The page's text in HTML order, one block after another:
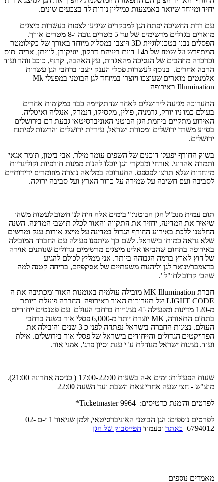
יחיד ומיוחד שיואר באמצעות כמיליון נורות לד בצבעים שונים.
עם רדת החשיכה יפתח הגן למבקרים שיגיעו לצפות בעשרות מיצגים
מוארים בגדלים מרשימים של עד 5 מטרים גובה ו-8 מטרים אורך.
הפסלים נבנו בטכנולוגיית 3D ויוצבו במסלול מיוחד באורך של כקילומטר
המתפרש על שטח של כ14 דונם ביניהם דרקון, יוניקורן, לוויתן, אריה, סוס
וכרכרה מוזהבים של הנסיכה מהאגדות, עץ האהבה, קרנף, כוכב זוהר ועוד
הרבה אחרים. בנוסף לעשרות פסלי הענק יוצבו ברחבי הגן עשרות
אלמנטים מוארים שעוצבו ויוצרו במיוחד לגן הבוטני במפעלי Mk
Illumination באירופה.
התערוכה מגיעה לירושלים לאחר שהתקיימה כבר במקומות אחרים
בעולם כמו ניו יורק, גרמניה, פולין, מקסיקו, דנמרק, אנגליה ואיטליה.
האירוע מתקיים ביוזמת הגן הבוטני האוניברסיטאי גבעת רם בירושלים
בסיוע משרד ירושלים ומסורת ישראל, עיריית ירושלים והרשות לפיתוח
ירושלים.
בשוק החורף יפעלו דוכנים של השפים עומר מילר, אבי ביטון, תומר אגאי
ותמרה אהרוני. אורחי ומבקרי הגן יוכלו להנות ממנות חורפיות וקולינריות
מיוחדות שלא תרצו לפספס. התערוכה במלואה נוצרה מחומרים ידידותיים
לסביבה ועם חשיבה על שמירה על כדור הארץ ועל סביבה ירוקה.
תום עמית מנכ"ל הגן הבוטני:" בימים אלה היה לנו חשוב לעשות משהו
שיאיר את המדינה, יחזיר את התקווה והאור לכלל תושבי המדינה. השנה
החלטנו ללכת באירוע החורף הגדול במדינה על מייצג אורות ענק ומרשים
שלא נראה כמותו בישראל. לשם כך שיתפנו פעולה עם החברה המובילה
באירופה בתחום שהביאו אלינו מיצגים מרשימים וגדולים שנותנים אוירה
של חוץ לארץ ברמה הגבוהה ביותר. אני ממליץ לכולם להגיע
בדצמבר/ינואר לגן וליהנות משעתיים של אסקפיזם, בריחה קטנה למה
שהכי קרוב לחו"ל".
חברת MK Illumination מובילה עולמית באומנות האור ומכתיבה את ה
LIGHT CODE של תערוכות האור באירופה. החברה פועלת ביותר
מ-120 מדינות ומפעילה 45 נציגויות ברחבי העולם. עם פטנטים ייחודיים
בתחום התאורה, MK יוצרת יותר מ-6,000 פסלי אור בשנה ברחבי
העולם. נציגות החברה בישראל נפתחה לפני כ 3 שנים והובילה את
הפרויקטים הגדולים והייחודים בישראל של פסלי אור בירושלים, אילת
ועוד. נציגות ישראל מנוהלת ע"י ענת וסיון פרג', אמני אור.
שעות הפעילות: ימים א-ה בשעות 17:00-22:00 ( כניסה אחרונה 21:00).
מוצ"ש - חצי שעה אחרי צאת השבת ועד השעה 22:00
לפרטים והזמנת כרטיסים: Ticketmaster 9964*
לפרטים נוספים: הגן הבוטני האוניברסיטאי, זלמן שניאור 1 י-ם 02-
6794012 באתר ובעמוד הפייסבוק של הגן
מאמרים נוספים